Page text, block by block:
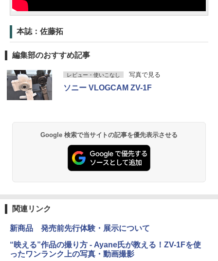
本誌：佐藤拓
編集部のおすすめ記事
レビュー・使いこなし 写真で見る
ソニー VLOGCAM ZV-1F
Google 検索で当サイトの記事を優先表示させる
関連リンク
新商品 発売前先行体験・展示について
“映える”作品の撮り方 - Ayane氏が教える！ZV-1Fを使
ったワンランク上の写真・動画撮影